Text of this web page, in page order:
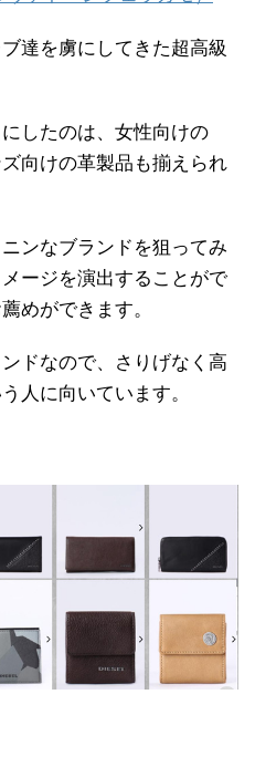
達を虜にしてきた超高級
したのは、女性向けの
向けの革製品も揃えられ
ンなブランドを狙ってみ
ージを演出することがで
めができます。
ドなので、さりげなく高
人に向いています。